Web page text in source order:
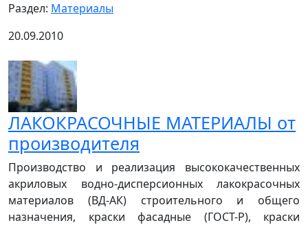
Раздел: Материалы
20.09.2010
ЛАКОКРАСОЧНЫЕ МАТЕРИАЛЫ от
производителя
Производство и реализация высококачественных
акриловых водно-дисперсионных лакокрасочных
материалов (ВД-АК) строительного и общего
назначения, краски фасадные (ГОСТ-Р), краски